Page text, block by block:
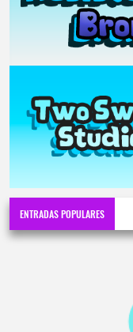
ENTRADAS POPULARES